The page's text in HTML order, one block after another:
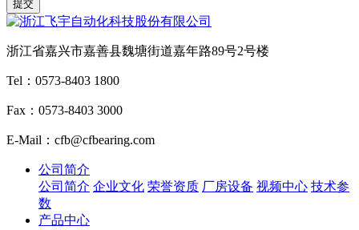
浙江省嘉兴市嘉善县魏塘街道嘉年路89号2号楼
Tel：0573-8403 1800
Fax：0573-8403 3000
E-Mail：cfb@cfbearing.com
公司简介
公司简介 企业文化 荣誉资质 厂房设备 视频中心 技术参
数
产品中心